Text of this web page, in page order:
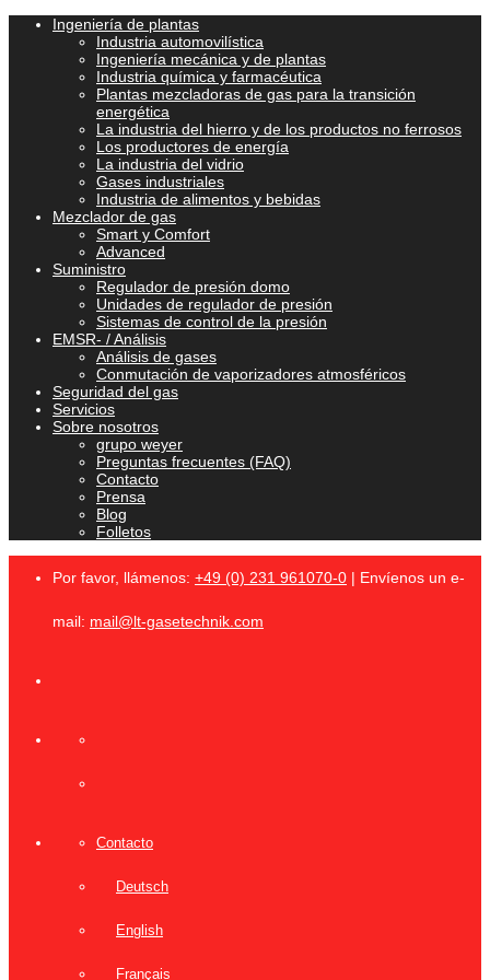
Ingeniería de plantas
Industria automovilística
Ingeniería mecánica y de plantas
Industria química y farmacéutica
Plantas mezcladoras de gas para la transición
energética
La industria del hierro y de los productos no ferrosos
Los productores de energía
La industria del vidrio
Gases industriales
Industria de alimentos y bebidas
Mezclador de gas
Smart y Comfort
Advanced
Suministro
Regulador de presión domo
Unidades de regulador de presión
Sistemas de control de la presión
EMSR- / Análisis
Análisis de gases
Conmutación de vaporizadores atmosféricos
Seguridad del gas
Servicios
Sobre nosotros
grupo weyer
Preguntas frecuentes (FAQ)
Contacto
Prensa
Blog
Folletos
Por favor, llámenos: +49 (0) 231 961070-0 | Envíenos un e-
mail: mail@lt-gasetechnik.com
Contacto
Deutsch
English
Français